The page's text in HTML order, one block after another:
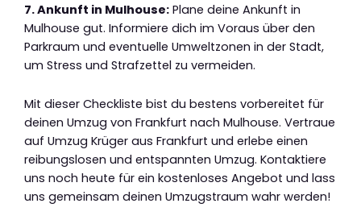
7. Ankunft in Mulhouse: Plane deine Ankunft in
Mulhouse gut. Informiere dich im Voraus über den
Parkraum und eventuelle Umweltzonen in der Stadt,
um Stress und Strafzettel zu vermeiden.
Mit dieser Checkliste bist du bestens vorbereitet für
deinen Umzug von Frankfurt nach Mulhouse. Vertraue
auf Umzug Krüger aus Frankfurt und erlebe einen
reibungslosen und entspannten Umzug. Kontaktiere
uns noch heute für ein kostenloses Angebot und lass
uns gemeinsam deinen Umzugstraum wahr werden!